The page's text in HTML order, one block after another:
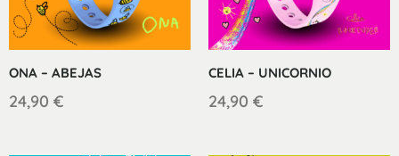
ONA – ABEJAS
24,90 €
CELIA – UNICORNIO
24,90 €